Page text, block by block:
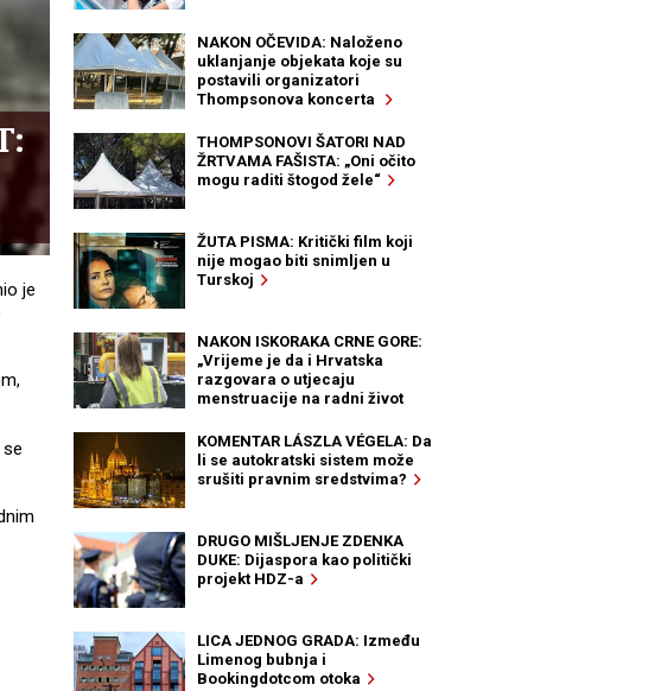
je
NAKON OČEVIDA: Naloženo
uklanjanje objekata koje su
postavili organizatori
Thompsonova koncerta
THOMPSONOVI ŠATORI NAD
ŽRTVAMA FAŠISTA: „Oni očito
mogu raditi štogod žele“
ŽUTA PISMA: Kritički film koji
nije mogao biti snimljen u
Turskoj
NAKON ISKORAKA CRNE GORE:
„Vrijeme je da i Hrvatska
razgovara o utjecaju
menstruacije na radni život
KOMENTAR LÁSZLA VÉGELA: Da
li se autokratski sistem može
srušiti pravnim sredstvima?
DRUGO MIŠLJENJE ZDENKA
DUKE: Dijaspora kao politički
projekt HDZ-a
LICA JEDNOG GRADA: Između
Limenog bubnja i
Bookingdotcom otoka